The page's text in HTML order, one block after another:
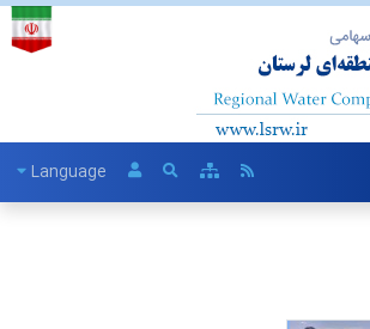
Language